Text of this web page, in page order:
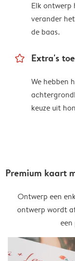
Elk ontwerp
verander
de baas.
star_outline Extra's
We hebben
keuze uit
Premium kaart
Ontwerp een
ontwerp wordt